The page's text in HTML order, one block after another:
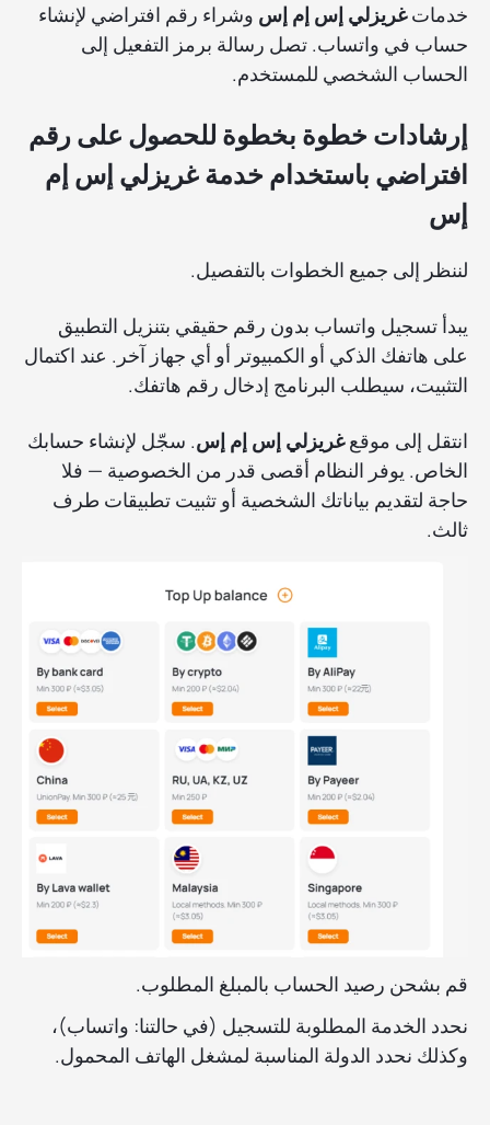
خدماتغريزلي إس إم إس وشراء رقم افتراضي لإنشاء
حساب في واتساب. تصل رسالة برمز التفعيل إلى
الحساب الشخصي للمستخدم.
إرشادات خطوة بخطوة للحصول على رقم
افتراضي باستخدام خدمة غريزلي إس إم
إس
لننظر إلى جميع الخطوات بالتفصيل.
يبدأ تسجيل واتساب بدون رقم حقيقي بتنزيل التطبيق
على هاتفك الذكي أو الكمبيوتر أو أي جهاز آخر. عند اكتمال
التثبيت، سيطلب البرنامج إدخال رقم هاتفك.
انتقل إلى موقعغريزلي إس إم إس. سجّل لإنشاء حسابك
الخاص. يوفر النظام أقصى قدر من الخصوصية — فلا
حاجة لتقديم بياناتك الشخصية أو تثبيت تطبيقات طرف
ثالث.
قم بشحن رصيد الحساب بالمبلغ المطلوب.
نحدد الخدمة المطلوبة للتسجيل (في حالتنا: واتساب)،
وكذلك نحدد الدولة المناسبة لمشغل الهاتف المحمول.